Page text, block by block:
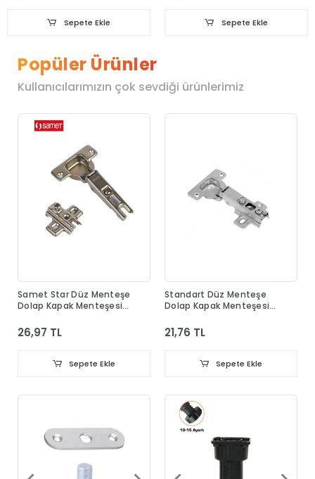
Sepete Ekle Sepete Ekle
Popüler Ürünler
Kullanıcılarımızın çok sevdiği ürünlerimiz
Samet Star Düz Menteşe
Dolap Kapak Menteşesi
26,97 TL
Sepete Ekle
Standart Düz Menteşe
Dolap Kapak Menteşesi
21,76 TL
Sepete Ekle